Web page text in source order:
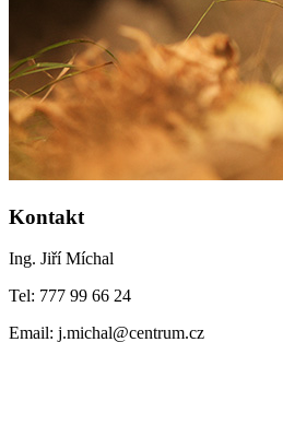
Kontakt
Ing. Jiří Míchal
Tel: 777 99 66 24
Email: j.michal@centrum.cz